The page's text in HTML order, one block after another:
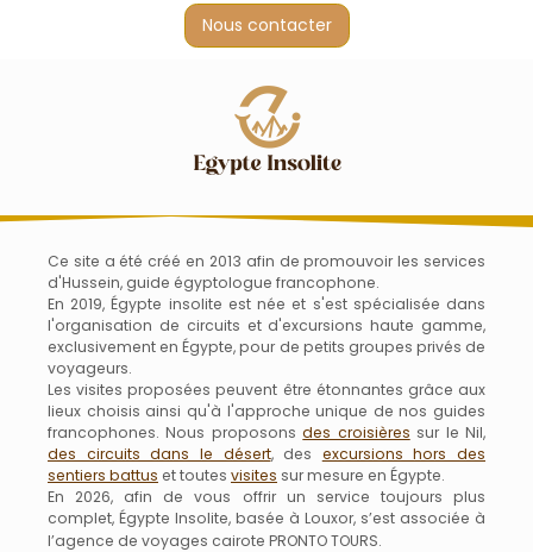
Nous contacter
Ce site a été créé en 2013 afin de promouvoir les services
d'Hussein, guide égyptologue francophone.
En 2019, Égypte insolite est née et s'est spécialisée dans
l'organisation de circuits et d'excursions haute gamme,
exclusivement en Égypte, pour de petits groupes privés de
voyageurs.
Les visites proposées peuvent être étonnantes grâce aux
lieux choisis ainsi qu'à l'approche unique de nos guides
francophones. Nous proposonsdes croisières sur le Nil,
des circuits dans le désert, des excursions hors des
sentiers battus et toutes visites sur mesure en Égypte.
En 2026, afin de vous offrir un service toujours plus
complet, Égypte Insolite, basée à Louxor, s’est associée à
l’agence de voyages cairote PRONTO TOURS.